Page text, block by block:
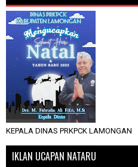
KEPALA DINAS PRKPCK LAMONGAN
IKLAN UCAPAN NATARU